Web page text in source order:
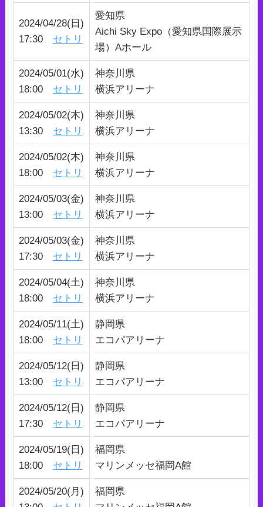
2024/04/28(日)
17:30 セトリ
愛知県
Aichi Sky Expo（愛知県国際展示
場）Aホール
2024/05/01(水)
18:00 セトリ
神奈川県
横浜アリーナ
2024/05/02(木)
13:30 セトリ
神奈川県
横浜アリーナ
2024/05/02(木)
18:00 セトリ
神奈川県
横浜アリーナ
2024/05/03(金)
13:00 セトリ
神奈川県
横浜アリーナ
2024/05/03(金)
17:30 セトリ
神奈川県
横浜アリーナ
2024/05/04(土)
18:00 セトリ
神奈川県
横浜アリーナ
2024/05/11(土)
18:00 セトリ
静岡県
エコパアリーナ
2024/05/12(日)
13:00 セトリ
静岡県
エコパアリーナ
2024/05/12(日)
17:30 セトリ
静岡県
エコパアリーナ
2024/05/19(日)
18:00 セトリ
福岡県
マリンメッセ福岡A館
2024/05/20(月)
福岡県